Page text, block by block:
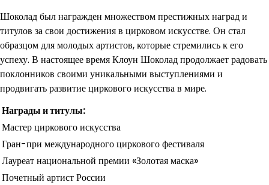
Шоколад был награжден множеством престижных наград и
титулов за свои достижения в цирковом искусстве. Он стал
образцом для молодых артистов, которые стремились к его
успеху. В настоящее время Клоун Шоколад продолжает радовать
поклонников своими уникальными выступлениями и
продвигать развитие циркового искусства в мире.
Награды и титулы:
Мастер циркового искусства
Гран-при международного циркового фестиваля
Лауреат национальной премии «Золотая маска»
Почетный артист России